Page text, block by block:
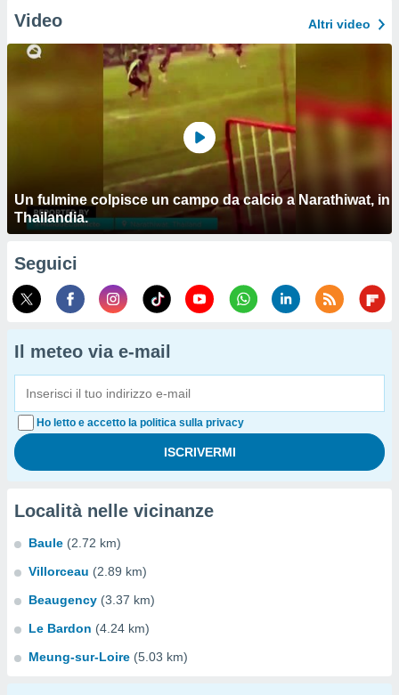
Video Altri video
Un fulmine colpisce un campo da calcio a Narathiwat, in
Thailandia.
Seguici
Il meteo via e-mail
Ho letto e accetto la politica sulla privacy
Località nelle vicinanze
Baule (2.72 km)
Villorceau (2.89 km)
Beaugency (3.37 km)
Le Bardon (4.24 km)
Meung-sur-Loire (5.03 km)